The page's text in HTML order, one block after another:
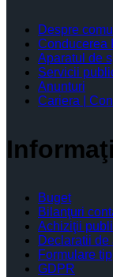
Despre
Conducerea
Aparatul de
Servicii
Anunturi
Cariera |
Buget
Bilanţuri
Achiziţii
Declaratii de
Formulare tip
GDPR